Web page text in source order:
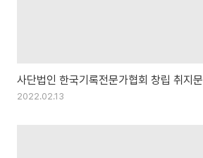
사단법인 한국기록전문가협회 창립 취지문
2022.02.13